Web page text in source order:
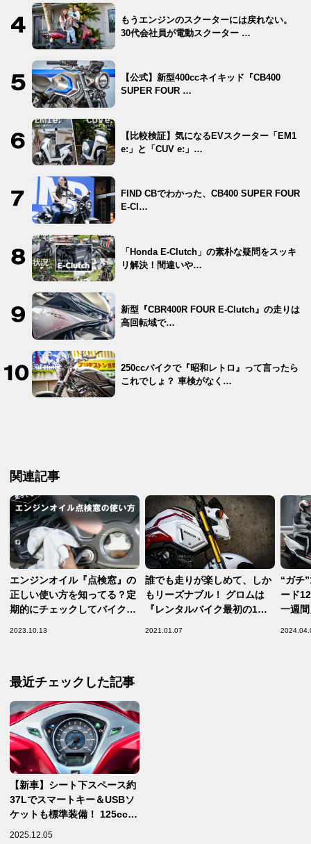
もうエンジンのスクーターには戻れない。
30代会社員が電動スクーター …
【公式】新型400ccネイキッド『CB400
SUPER FOUR …
【比較検証】気になるEVスクーター「EM1
e:」と「CUV e:」…
FIND CBでわかった、CB400 SUPER FOUR
E-Cl…
「Honda E-Clutch」の素朴な疑問をスッキ
リ解決！間違いや…
新型『CBR400R FOUR E-Clutch』の走りは
高回転域で…
250ccバイクで『昭和レトロ』って言ったら
これでしょ？ 車検がなく…
関連記事
エンジンオイル『点検窓』の
正しい使い方を知ってる？定
期的にチェックしてバイクを
2023.10.13
誰でも走りが楽しめて、しか
もリーズナブル！ グロムは
『レンタルバイク最初の1
2021.01.07
“ガチ
ード
一週
最近チェックした記事
【新車】シート下スペース約
37Lでスマートキー＆USBソ
ケットも標準装備！ 125ccス
2025.12.05